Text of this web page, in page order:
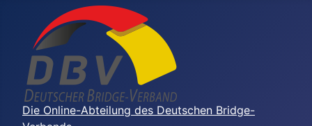
Die Online-Abteilung des Deutschen Bridge-